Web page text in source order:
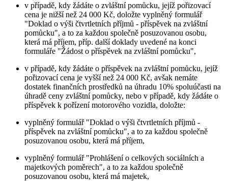
v případě, kdy žádáte o zvláštní pomůcku, jejíž pořizovací
cena je nižší než 24 000 Kč, doložte vyplněný formulář
"Doklad o výši čtvrtletních příjmů - příspěvek na zvláštní
pomůcku", a to za každou společně posuzovanou osobu,
která má příjem, příp. další doklady uvedené na konci
formuláře "Žádost o příspěvek na zvláštní pomůcku",
v případě, kdy žádáte o příspěvek na zvláštní pomůcku, jejíž
pořizovací cena je vyšší než 24 000 Kč, avšak nemáte
dostatek finančních prostředků na úhradu 10% spoluúčasti na
úhradě ceny zvláštní pomůcky, nebo v případě, kdy žádáte o
příspěvek k pořízení motorového vozidla, doložte:
vyplněný formulář "Doklad o výši čtvrtletních příjmů -
příspěvek na zvláštní pomůcku", a to za každou společně
posuzovanou osobu, která má příjem,
vyplněný formulář "Prohlášení o celkových sociálních a
majetkových poměrech", a to za každou společně
posuzovanou osobu, která má majetek,